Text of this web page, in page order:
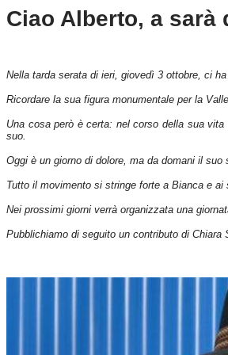
Ciao Alberto, a sarà
Nella tarda serata di ieri, giovedì 3 ottobre, ci
Ricordare la sua figura monumentale per la
Una cosa però è certa: nel corso della sua
suo.
Oggi è un giorno di dolore, ma da domani il
Tutto il movimento si stringe forte a Bianca e
Nei prossimi giorni verrà organizzata una
Pubblichiamo di seguito un contributo di